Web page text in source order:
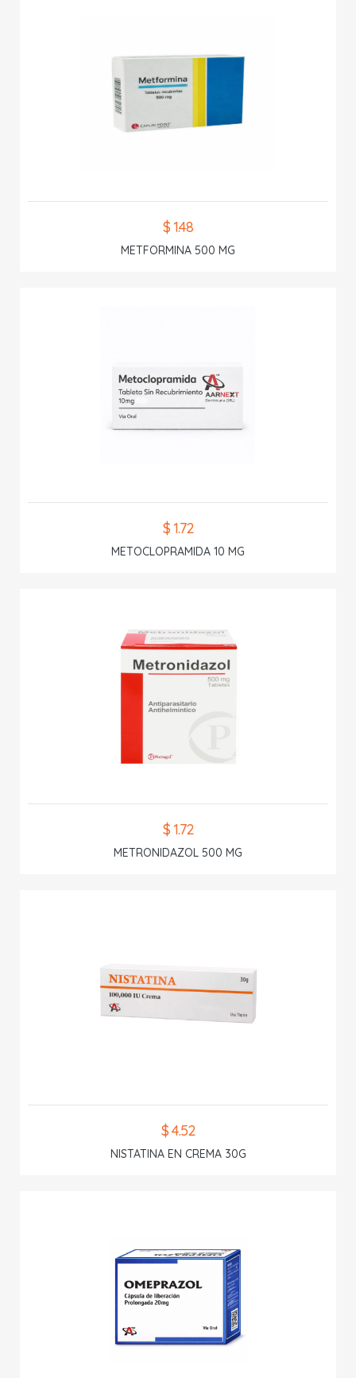
$ 1.48
METFORMINA 500 MG
$ 1.72
METOCLOPRAMIDA 10 MG
$ 1.72
METRONIDAZOL 500 MG
$ 4.52
NISTATINA EN CREMA 30G